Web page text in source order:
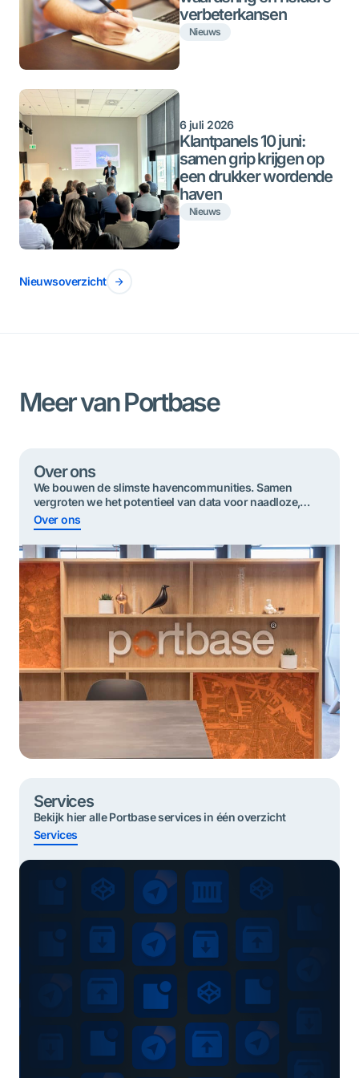
verbeterkansen
Nieuws
6 juli 2026
Klantpanels 10 juni:
samen grip krijgen op
een drukker wordende
haven
Nieuws
Nieuwsoverzicht
Meer van Portbase
Over ons
We bouwen de slimste havencommunities. Samen
vergroten we het potentieel van data voor ​​naadloze,
duurzame en veilige goederenstromen.
Over ons
Services
Bekijk hier alle Portbase services in één overzicht
Services